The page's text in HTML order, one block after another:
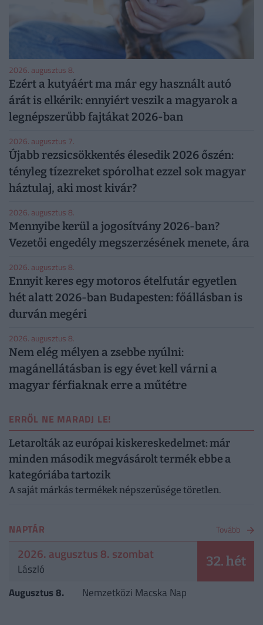
2026. augusztus 8.
Ezért a kutyáért ma már egy használt autó
árát is elkérik: ennyiért veszik a magyarok a
legnépszerűbb fajtákat 2026-ban
2026. augusztus 7.
Újabb rezsicsökkentés élesedik 2026 őszén:
tényleg tízezreket spórolhat ezzel sok magyar
háztulaj, aki most kivár?
2026. augusztus 8.
Mennyibe kerül a jogosítvány 2026-ban?
Vezetői engedély megszerzésének menete, ára
2026. augusztus 8.
Ennyit keres egy motoros ételfutár egyetlen
hét alatt 2026-ban Budapesten: főállásban is
durván megéri
2026. augusztus 8.
Nem elég mélyen a zsebbe nyúlni:
magánellátásban is egy évet kell várni a
magyar férfiaknak erre a műtétre
ERRŐL NE MARADJ LE!
Letarolták az európai kiskereskedelmet: már
minden második megvásárolt termék ebbe a
kategóriába tartozik
A saját márkás termékek népszerűsége töretlen.
NAPTÁR Tovább
2026. augusztus 8. szombat
László 32. hét
Augusztus 8. Nemzetközi Macska Nap